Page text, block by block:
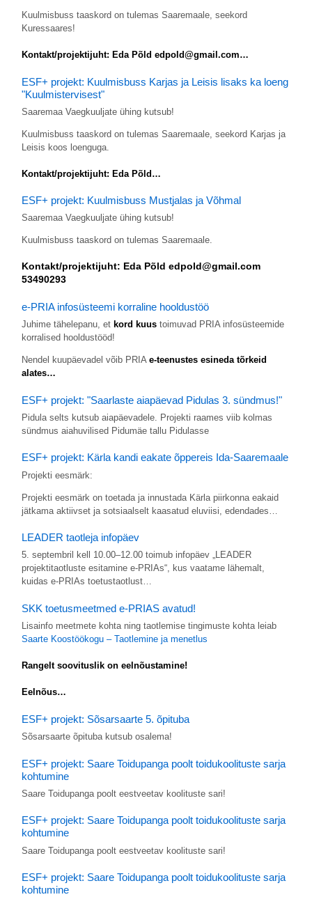
Kuulmisbuss taaskord on tulemas Saaremaale, seekord
Kuressaares!
Kontakt/projektijuht: Eda Põld edpold@gmail.com…
ESF+ projekt: Kuulmisbuss Karjas ja Leisis lisaks ka loeng
"Kuulmistervisest"
Saaremaa Vaegkuuljate ühing kutsub!
Kuulmisbuss taaskord on tulemas Saaremaale, seekord Karjas ja
Leisis koos loenguga.
Kontakt/projektijuht: Eda Põld…
ESF+ projekt: Kuulmisbuss Mustjalas ja Võhmal
Saaremaa Vaegkuuljate ühing kutsub!
Kuulmisbuss taaskord on tulemas Saaremaale.
Kontakt/projektijuht: Eda Põld edpold@gmail.com
53490293
e-PRIA infosüsteemi korraline hooldustöö
Juhime tähelepanu, et kord kuustoimuvad PRIA infosüsteemide
korralised hooldustööd!
Nendel kuupäevadel võib PRIA e-teenustes esineda tõrkeid
alates…
ESF+ projekt: "Saarlaste aiapäevad Pidulas 3. sündmus!"
Pidula selts kutsub aiapäevadele. Projekti raames viib kolmas
sündmus aiahuvilised Pidumäe tallu Pidulasse
ESF+ projekt: Kärla kandi eakate õppereis Ida-Saaremaale
Projekti eesmärk:
Projekti eesmärk on toetada ja innustada Kärla piirkonna eakaid
jätkama aktiivset ja sotsiaalselt kaasatud eluviisi, edendades…
LEADER taotleja infopäev
5. septembril kell 10.00–12.00 toimub infopäev „LEADER
projektitaotluste esitamine e-PRIAs“, kus vaatame lähemalt,
kuidas e-PRIAs toetustaotlust…
SKK toetusmeetmed e-PRIAS avatud!
Lisainfo meetmete kohta ning taotlemise tingimuste kohta leiab
Saarte Koostöökogu – Taotlemine ja menetlus
Rangelt soovituslik on eelnõustamine!
Eelnõus…
ESF+ projekt: Sõsarsaarte 5. õpituba
Sõsarsaarte õpituba kutsub osalema!
ESF+ projekt: Saare Toidupanga poolt toidukoolituste sarja
kohtumine
Saare Toidupanga poolt eestveetav koolituste sari!
ESF+ projekt: Saare Toidupanga poolt toidukoolituste sarja
kohtumine
Saare Toidupanga poolt eestveetav koolituste sari!
ESF+ projekt: Saare Toidupanga poolt toidukoolituste sarja
kohtumine